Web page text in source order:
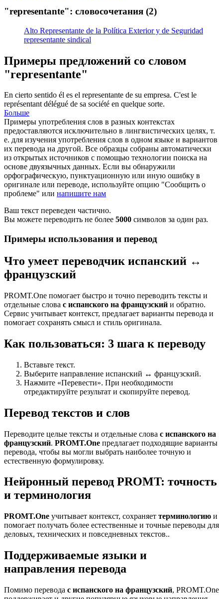
"representante": словосочетания (2)
Alto Representante de la Política Exterior y de Seguridad
representante sindical
Примеры предложений со словом
"representante"
En cierto sentido él es el representante de su empresa. C'est le
représentantdélégué de sa société en quelque sorte.
Больше
Примеры употребления слов в разных контекстах
предоставляются исключительно в лингвистических целях, т.
е. для изучения употребления слов в одном языке и вариантов
их перевода на другой. Все образцы собраны автоматически
из открытых источников с помощью технологии поиска на
основе двуязычных данных. Если вы обнаружили
орфографическую, пунктуационную или иную ошибку в
оригинале или переводе, используйте опцию "Сообщить о
проблеме" или напишите нам
Ваш текст переведен частично.
Вы можете переводить не более 5000 символов за один раз.
Примеры использования и перевод
Что умеет переводчик испанский ↔
французский
PROMT.One помогает быстро и точно переводить тексты и
отдельные слова с испанского на французский и обратно.
Сервис учитывает контекст, предлагает варианты перевода и
помогает сохранять смысл и стиль оригинала.
Как пользоваться: 3 шага к переводу
Вставьте текст.
Выберите направление испанский ↔ французский.
Нажмите «Перевести». При необходимости
отредактируйте результат и скопируйте перевод.
Перевод текстов и слов
Переводите целые тексты и отдельные слова с испанского на
французский. PROMT.One предлагает подходящие варианты
перевода, чтобы вы могли выбрать наиболее точную и
естественную формулировку.
Нейронный перевод PROMT: точность
и терминология
PROMT.One учитывает контекст, сохраняет терминологию и
помогает получать более естественные и точные переводы для
деловых, технических и повседневных текстов..
Поддерживаемые языки и
направления перевода
Помимо перевода с испанского на французский, PROMT.One